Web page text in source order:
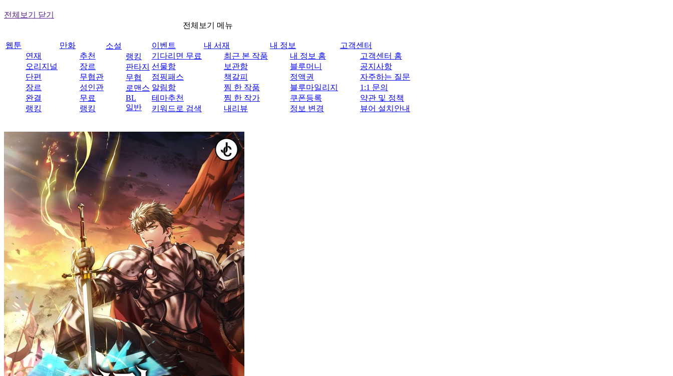
전체보기 닫기
전체보기 메뉴
웹툰
연재
오리지널
단편
장르
완결
랭킹
만화
추천
장르
무협관
성인관
무료
랭킹
소설
랭킹
판타지
무협
로맨스
BL
일반
이벤트
기다리면 무료
선물함
점핑패스
알림함
테마추천
키워드로 검색
내 서재
최근 본 작품
보관함
책갈피
찜 한 작품
찜 한 작가
내리뷰
내 정보
내 정보 홈
블루머니
정액권
블루마일리지
쿠폰등록
정보 변경
고객센터
고객센터 홈
공지사항
자주하는 질문
1:1 문의
약관 및 정책
뷰어 설치안내